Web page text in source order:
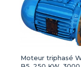
Moteur triphasé